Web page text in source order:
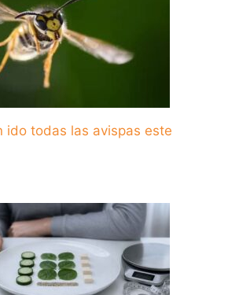
ido todas las avispas este